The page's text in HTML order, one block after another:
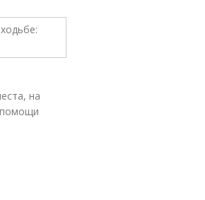
на
помощи